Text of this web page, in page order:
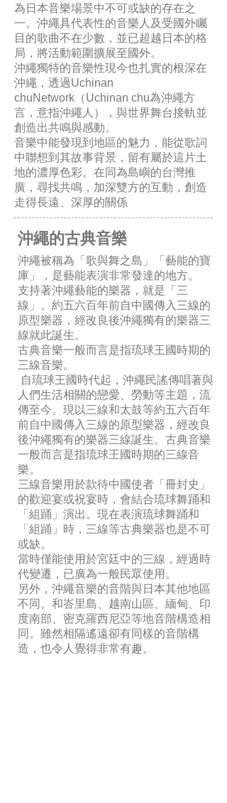
為日本音樂場景中不可或缺的存在之
一。沖繩具代表性的音樂人及受國外矚
目的歌曲不在少數，並已超越日本的格
局，將活動範圍擴展至國外。
沖繩獨特的音樂性現今也扎實的根深在
沖繩，透過Uchinan
chuNetwork（Uchinan chu為沖繩方
言，意指沖繩人），與世界舞台接軌並
創造出共鳴與感動。
音樂中能發現到地區的魅力，能從歌詞
中聯想到其故事背景，留有屬於這片土
地的濃厚色彩。在同為島嶼的台灣推
廣，尋找共鳴，加深雙方的互動，創造
走得長遠、深厚的關係
沖繩的古典音樂
沖繩被稱為「歌與舞之島」「藝能的寶
庫」，是藝能表演非常發達的地方。
支持著沖繩藝能的樂器，就是「三
線」。約五六百年前自中國傳入三線的
原型樂器，經改良後沖繩獨有的樂器三
線就此誕生。
古典音樂一般而言是指琉球王國時期的
三線音樂。
自琉球王國時代起，沖繩民謠傳唱著與
人們生活相關的戀愛、勞動等主題，流
傳至今。現以三線和太鼓等約五六百年
前自中國傳入三線的原型樂器，經改良
後沖繩獨有的樂器三線誕生。古典音樂
一般而言是指琉球王國時期的三線音
樂。
三線音樂用於款待中國使者「冊封史」
的歡迎宴或祝宴時，會結合琉球舞踊和
「組踊」演出。現在表演琉球舞踊和
「組踊」時，三線等古典樂器也是不可
或缺。
當時僅能使用於宮廷中的三線，經過時
代變遷，已廣為一般民眾使用。
另外，沖繩音樂的音階與日本其他地區
不同。和峇里島、越南山區、緬甸、印
度南部、密克羅西尼亞等地音階構造相
同。雖然相隔遙遠卻有同樣的音階構
造，也令人覺得非常有趣。